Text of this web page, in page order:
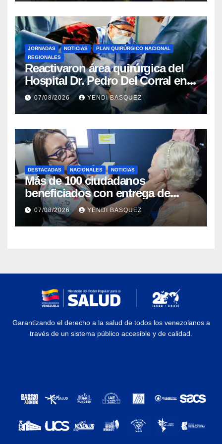
JORNADAS NOTICIAS
PLAN QUIRÚRGICO NACIONAL
REGIONALES
Reactivaron área quirúrgica del
Hospital Dr. Pedro Del Corral en
Guárico
07/08/2026 YENDI BASQUEZ
DESTACADAS NACIONALES NOTICIAS
Más de 100 ciudadanos
beneficiados con entrega de
prótesis auditivas en el Centro de
Rehabilitación J.J. Arvelo
07/08/2026 YENDI BASQUEZ
Garantizando el derecho a la salud de todos los venezolanos a
través de un sistema público accesible y de calidad.